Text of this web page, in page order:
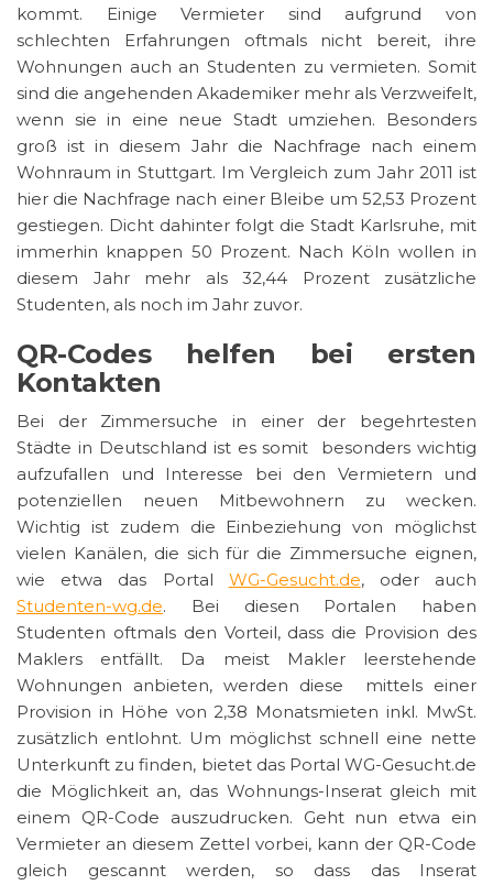
kommt. Einige Vermieter sind aufgrund von
schlechten Erfahrungen oftmals nicht bereit, ihre
Wohnungen auch an Studenten zu vermieten. Somit
sind die angehenden Akademiker mehr als Verzweifelt,
wenn sie in eine neue Stadt umziehen. Besonders
groß ist in diesem Jahr die Nachfrage nach einem
Wohnraum in Stuttgart. Im Vergleich zum Jahr 2011 ist
hier die Nachfrage nach einer Bleibe um 52,53 Prozent
gestiegen. Dicht dahinter folgt die Stadt Karlsruhe, mit
immerhin knappen 50 Prozent. Nach Köln wollen in
diesem Jahr mehr als 32,44 Prozent zusätzliche
Studenten, als noch im Jahr zuvor.
QR-Codes helfen bei ersten
Kontakten
Bei der Zimmersuche in einer der begehrtesten
Städte in Deutschland ist es somit besonders wichtig
aufzufallen und Interesse bei den Vermietern und
potenziellen neuen Mitbewohnern zu wecken.
Wichtig ist zudem die Einbeziehung von möglichst
vielen Kanälen, die sich für die Zimmersuche eignen,
wie etwa das Portal WG-Gesucht.de, oder auch
Studenten-wg.de. Bei diesen Portalen haben
Studenten oftmals den Vorteil, dass die Provision des
Maklers entfällt. Da meist Makler leerstehende
Wohnungen anbieten, werden diese mittels einer
Provision in Höhe von 2,38 Monatsmieten inkl. MwSt.
zusätzlich entlohnt. Um möglichst schnell eine nette
Unterkunft zu finden, bietet das Portal WG-Gesucht.de
die Möglichkeit an, das Wohnungs-Inserat gleich mit
einem QR-Code auszudrucken. Geht nun etwa ein
Vermieter an diesem Zettel vorbei, kann der QR-Code
gleich gescannt werden, so dass das Inserat